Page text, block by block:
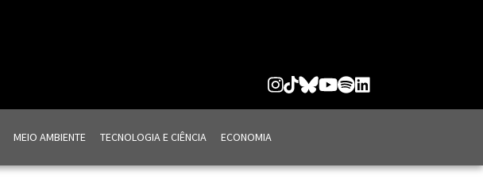
MEIO AMBIENTE TECNOLOGIA E CIÊNCIA ECONOMIA